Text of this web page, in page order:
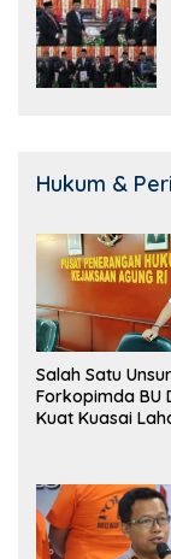
Hukum &
Salah Satu Unsur
Forkopimda BU
Kuat Kuasai